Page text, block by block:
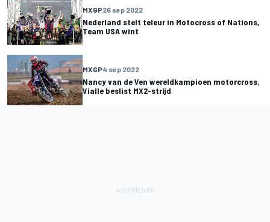
MXGP26 sep 2022
Nederland stelt teleur in Motocross of Nations,
Team USA wint
MXGP4 sep 2022
Nancy van de Ven wereldkampioen motorcross,
Vialle beslist MX2-strijd